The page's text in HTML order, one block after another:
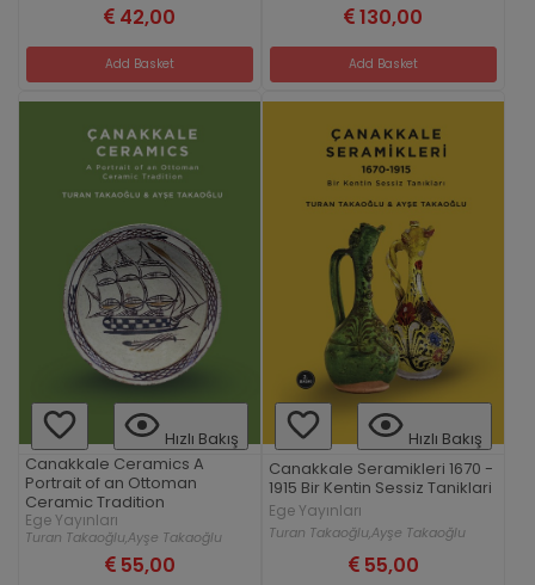
42,00
Add Basket
130,00
Add Basket
Hızlı Bakış
Canakkale Ceramics A
Portrait of an Ottoman
Ceramic Tradition
Ege Yayınları
Turan Takaoğlu,Ayşe Takaoğlu
55,00
Hızlı Bakış
Canakkale Seramikleri 1670 -
1915 Bir Kentin Sessiz Taniklari
Ege Yayınları
Turan Takaoğlu,Ayşe Takaoğlu
55,00